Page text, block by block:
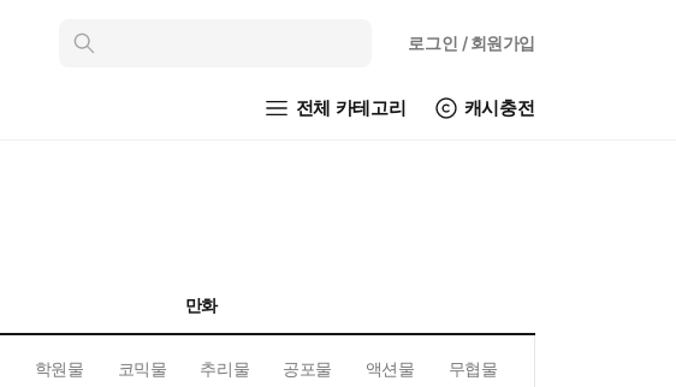
인
로그인 / 회원가입
전체 카테고리 캐시충전
만화
학원물 코믹물 추리물 공포물 액션물 무협물